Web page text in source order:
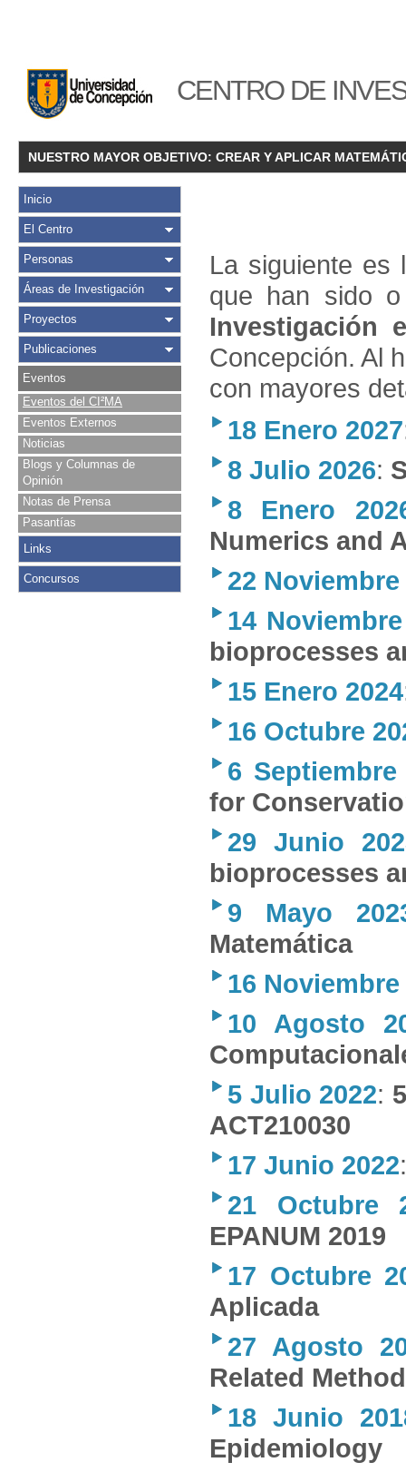
CENTRO DE
NUESTRO MAYOR OBJETIVO: CREAR Y APLICAR
Inicio
El Centro
Personas
Áreas de Investigación
Proyectos
Publicaciones
Eventos
Eventos del CI²MA
Eventos Externos
Noticias
Blogs y Columnas de
Opinión
Notas de Prensa
Pasantías
Links
Concursos
La siguiente es
que han sido
Investigación
Concepción. Al
con mayores
18 Enero 2027
8 Julio 2026:
8 Enero
Numerics and
22 Noviembre
14
bioprocesses
15 Enero 2024
16 Octubre
6 Septiembre
for
29 Junio
bioprocesses
9 Mayo
Matemática
16 Noviembre
10 Agosto
5 Julio 2022:
ACT210030
17 Junio 2022
21 Octubre
EPANUM 2019
17 Octubre
Aplicada
27 Agosto
Related
18 Junio
Epidemiology